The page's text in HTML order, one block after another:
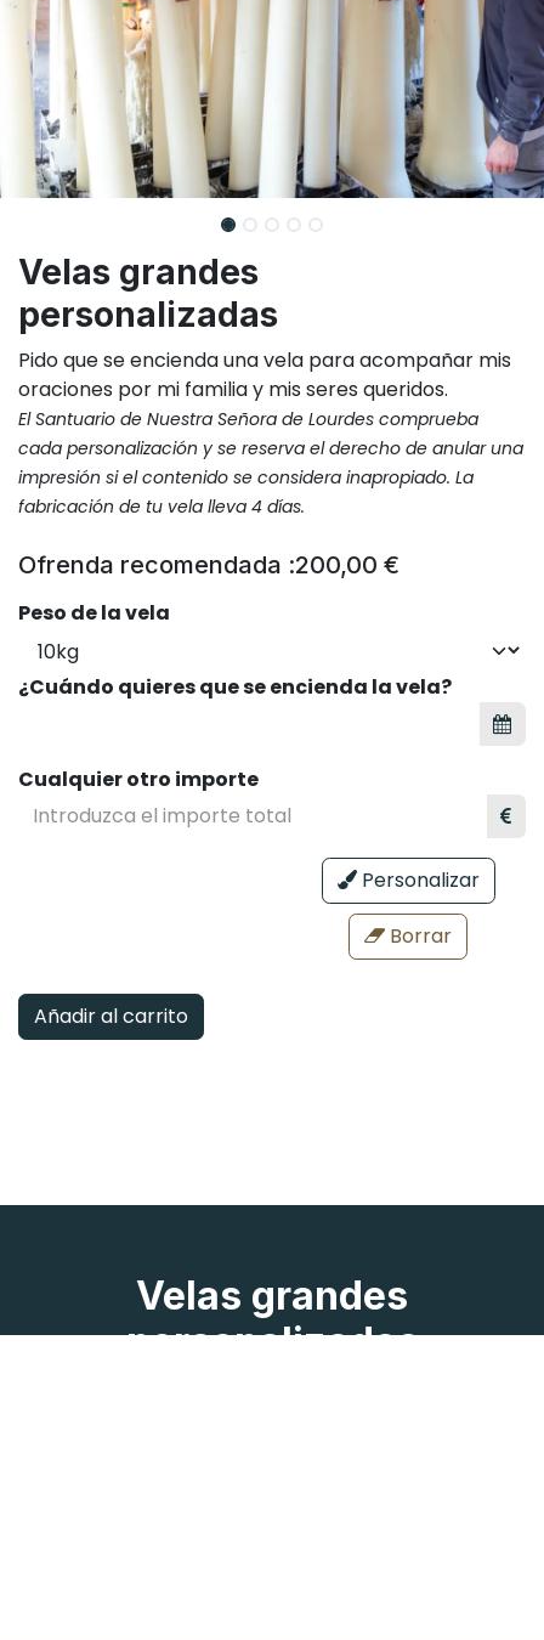
Velas grandes
personalizadas
Pido que se encienda una vela para acompañar mis
oraciones por mi familia y mis seres queridos.
El Santuario de Nuestra Señora de Lourdes comprueba
cada personalización y se reserva el derecho de anular una
impresión si el contenido se considera inapropiado. La
fabricación de tu vela lleva 4 días.
Ofrenda recomendada :200,00 €
Peso de la vela
¿Cuándo quieres que se encienda la vela?
Cualquier otro importe
Personalizar
Borrar
Añadir al carrito
Velas grandes
personalizadas